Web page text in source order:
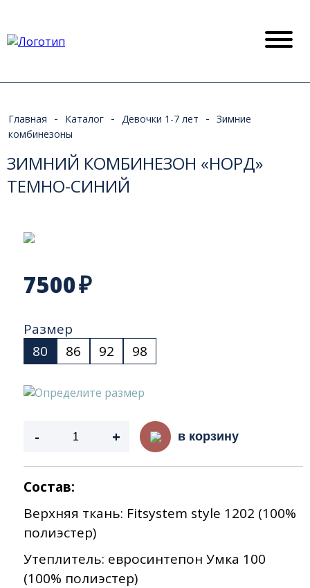
Главная - Каталог - Девочки 1-7 лет - Зимние
комбинезоны
ЗИМНИЙ КОМБИНЕЗОН «НОРД»
ТЕМНО-СИНИЙ
7500₽
Размер
80
86 92 98
Определите размер
- + в корзину
Состав:
Верхняя ткань: Fitsystem style 1202 (100%
полиэстер)
Утеплитель: евросинтепон Умка 100
(100% полиэстер)